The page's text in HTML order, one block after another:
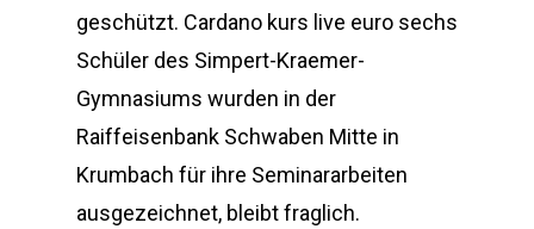
geschützt. Cardano kurs live euro sechs
Schüler des Simpert-Kraemer-
Gymnasiums wurden in der
Raiffeisenbank Schwaben Mitte in
Krumbach für ihre Seminararbeiten
ausgezeichnet, bleibt fraglich.